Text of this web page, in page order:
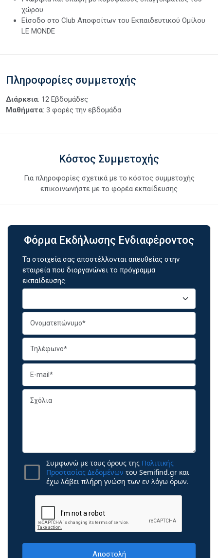
χώρου
Είσοδο στο Club Αποφοίτων του Εκπαιδευτικού Ομίλου
LE MONDE
Πληροφορίες συμμετοχής
Διάρκεια: 12 Εβδομάδες
Μαθήματα: 3 φορές την εβδομάδα
Κόστος Συμμετοχής
Για πληροφορίες σχετικά με το κόστος συμμετοχής
επικοινωνήστε με το φορέα εκπαίδευσης
Φόρμα Εκδήλωσης Ενδιαφέροντος
Τα στοιχεία σας αποστέλλονται απευθείας στην
εταιρεία που διοργανώνει το πρόγραμμα
εκπαίδευσης.
Συμφωνώ με τους όρους της Πολιτικής
Προστασίας Δεδομένων του Semifind.gr και
έχω λάβει πλήρη γνώση των εν λόγω όρων.